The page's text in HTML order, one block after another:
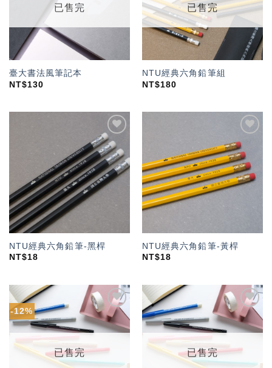
已售完
臺大書法風筆記本
NT$130
已售完
NTU經典六角鉛筆組
NT$180
加入
「願
望輕
單」
NTU經典六角鉛筆-黑桿
NT$18
「願
望輕
單」
NTU經典六角鉛筆-黃桿
NT$18
-12%
加入
「願
望輕
已售完
加入
「願
望輕
已售完